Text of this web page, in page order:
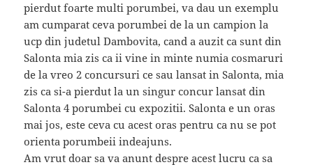
pierdut foarte multi porumbei, va dau un exemplu
am cumparat ceva porumbei de la un campion la
ucp din judetul Dambovita, cand a auzit ca sunt din
Salonta mia zis ca ii vine in minte numia cosmaruri
de la vreo 2 concursuri ce sau lansat in Salonta, mia
zis ca si-a pierdut la un singur concur lansat din
Salonta 4 porumbei cu expozitii. Salonta e un oras
mai jos, este ceva cu acest oras pentru ca nu se pot
orienta porumbeii indeajuns.
Am vrut doar sa va anunt despre acest lucru ca sa